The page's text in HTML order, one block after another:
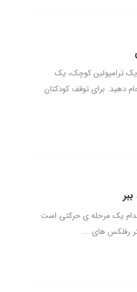
ترامپولین کوچک، یک
دهید. برای توقف کودکتان
یک مرحله ی حرکتی است
رفلکس های ...